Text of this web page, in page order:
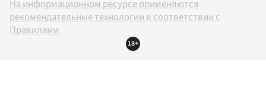
На информационном ресурсе применяются
рекомендательные технологии в соответствии с
Правилами
18+